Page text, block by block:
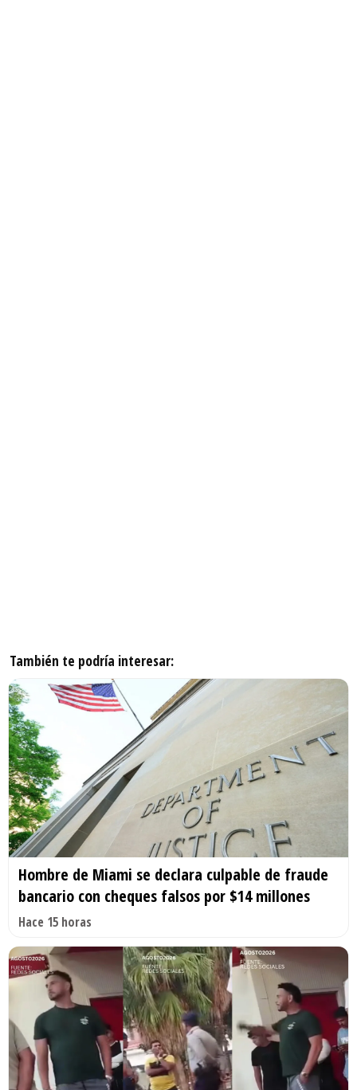
También te podría interesar:
Hombre de Miami se declara culpable de fraude
bancario con cheques falsos por $14 millones
Hace 15 horas